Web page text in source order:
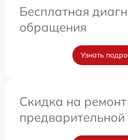
Бесплатная
обращения
Узнать
Скидка на
предварительной